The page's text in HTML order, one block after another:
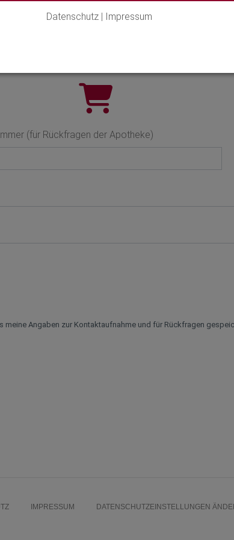
(für Rückfragen der Apotheke)
meine Angaben zur Kontaktaufnahme und für Rückfragen
IMPRESSUM DATENSCHUTZEINSTELLUNGEN
Datenschutz Impressum